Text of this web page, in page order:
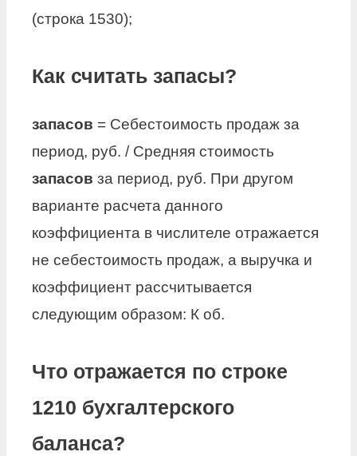
(строка 1530);
Как считать запасы?
запасов = Себестоимость продаж за
период, руб. / Средняя стоимость
запасов за период, руб. При другом
варианте расчета данного
коэффициента в числителе отражается
не себестоимость продаж, а выручка и
коэффициент рассчитывается
следующим образом: К об.
Что отражается по строке
1210 бухгалтерского
баланса?